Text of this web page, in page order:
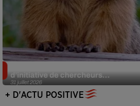
31 juillet 2026
d’initiative de chercheurs...
+ D'ACTU POSITIVE